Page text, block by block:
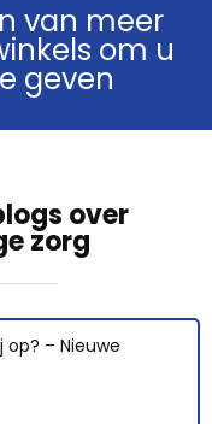
van meer
om u
geven
over
zorg
– Nieuwe